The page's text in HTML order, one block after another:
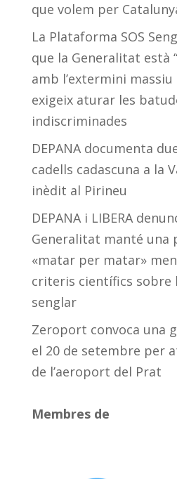
que volem per
La Plataforma SOS
que la Generalitat està
amb l’extermini
exigeix aturar les
indiscriminades
DEPANA documenta
cadells cadascuna a la
inèdit al Pirineu
DEPANA i LIBERA
Generalitat manté una
«matar per matar»
criteris científics sobre
senglar
Zeroport convoca una
el 20 de setembre per
de l’aeroport del Prat
Membres de